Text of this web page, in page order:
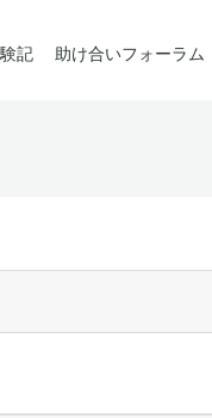
記 助け合いフォーラム